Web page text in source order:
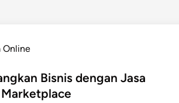
Online
Bisnis dengan Jasa